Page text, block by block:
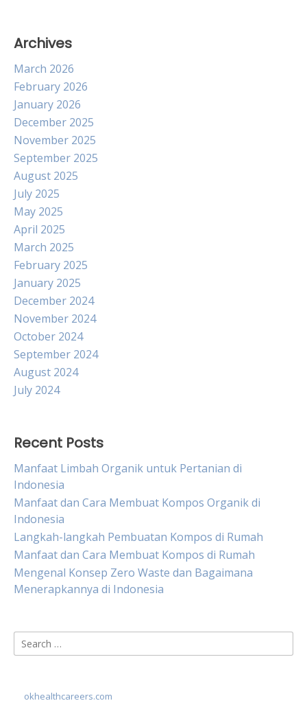
Archives
March 2026
February 2026
January 2026
December 2025
November 2025
September 2025
August 2025
July 2025
May 2025
April 2025
March 2025
February 2025
January 2025
December 2024
November 2024
October 2024
September 2024
August 2024
July 2024
Recent Posts
Manfaat Limbah Organik untuk Pertanian di
Indonesia
Manfaat dan Cara Membuat Kompos Organik di
Indonesia
Langkah-langkah Pembuatan Kompos di Rumah
Manfaat dan Cara Membuat Kompos di Rumah
Mengenal Konsep Zero Waste dan Bagaimana
Menerapkannya di Indonesia
Search
for:
okhealthcareers.com